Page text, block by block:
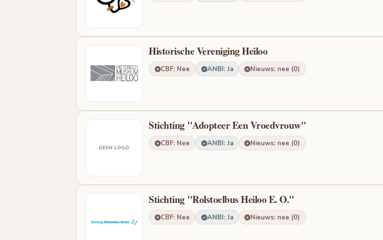
Historische Vereniging Heiloo
CBF: Nee ANBI: Ja Nieuws: nee (0)
GEEN LOGO
Stichting "Adopteer Een Vroedvrouw"
CBF: Nee ANBI: Ja Nieuws: nee (0)
Stichting "Rolstoelbus Heiloo E. O."
CBF: Nee ANBI: Ja Nieuws: nee (0)